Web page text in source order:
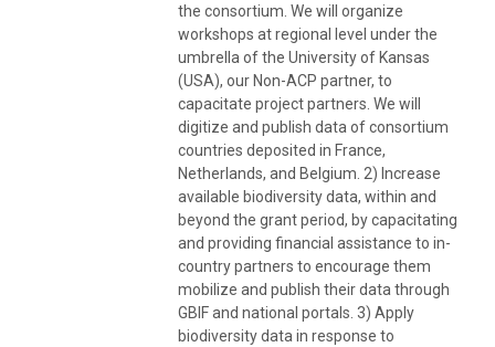
the consortium. We will organize
workshops at regional level under the
umbrella of the University of Kansas
(USA), our Non-ACP partner, to
capacitate project partners. We will
digitize and publish data of consortium
countries deposited in France,
Netherlands, and Belgium. 2) Increase
available biodiversity data, within and
beyond the grant period, by capacitating
and providing financial assistance to in-
country partners to encourage them
mobilize and publish their data through
GBIF and national portals. 3) Apply
biodiversity data in response to